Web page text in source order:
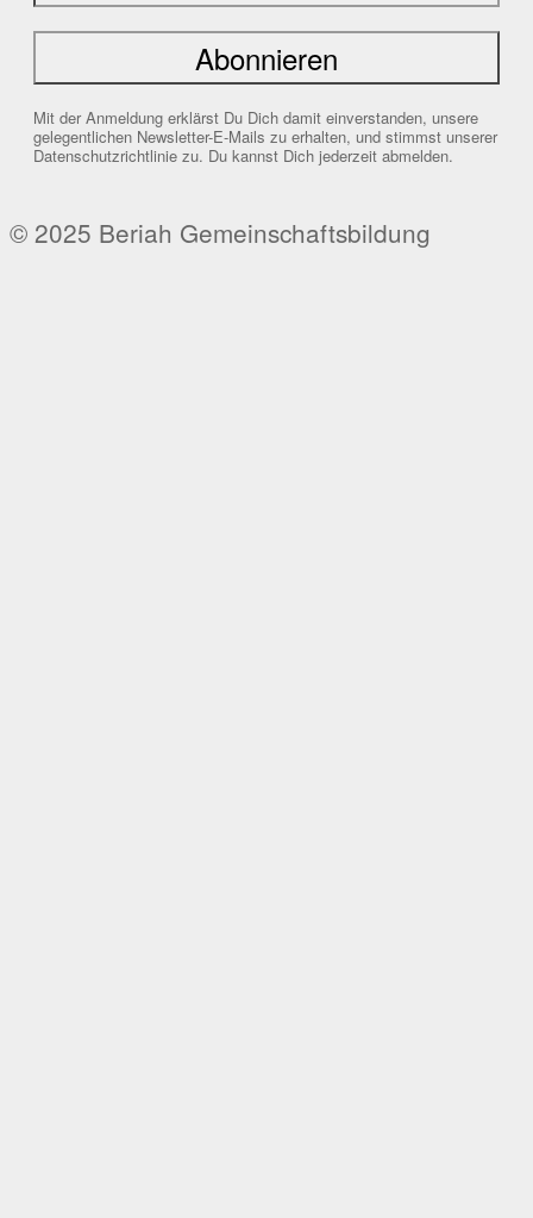
Mit der Anmeldung erklärst Du Dich damit einverstanden, unsere
gelegentlichen Newsletter-E-Mails zu erhalten, und stimmst unserer
Datenschutzrichtlinie zu. Du kannst Dich jederzeit abmelden.
© 2025 Beriah Gemeinschaftsbildung